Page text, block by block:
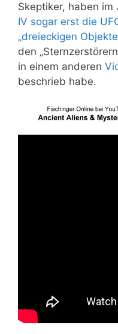
Skeptiker, haben im
IV sogar erst die
„dreieckigen
den
in einem anderen
beschrieb habe.